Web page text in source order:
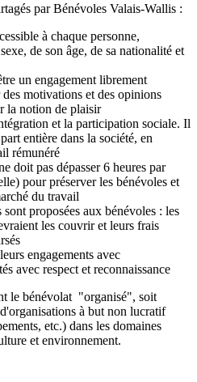
par Bénévoles Valais-Wallis :
à chaque personne,
de son âge, de sa nationalité et
un engagement librement
motivations et des opinions
la notion de plaisir
et la participation sociale. Il
entière dans la société, en
rémunéré
doit pas dépasser 6 heures par
pour préserver les bénévoles et
du travail
proposées aux bénévoles : les
les couvrir et leurs frais
engagements avec
avec respect et reconnaissance
le bénévolat "organisé", soit
à but non lucratif
etc.) dans les domaines
et environnement.